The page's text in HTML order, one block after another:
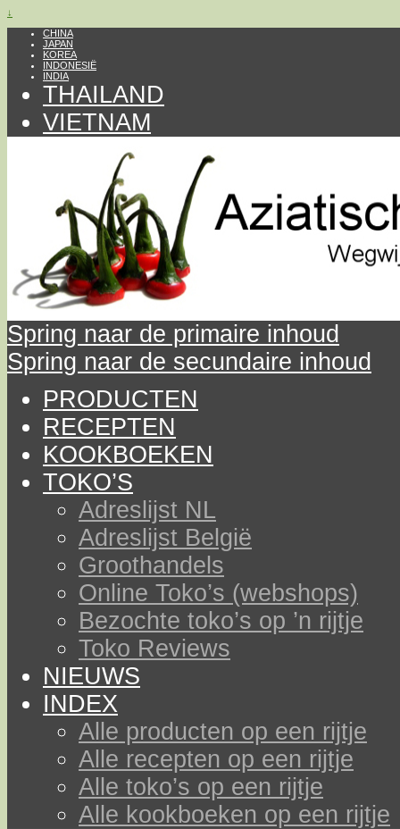
↓
CHINA
JAPAN
KOREA
INDONESIË
INDIA
THAILAND
VIETNAM
Spring naar de primaire inhoud
Spring naar de secundaire inhoud
PRODUCTEN
RECEPTEN
KOOKBOEKEN
TOKO’S
Adreslijst NL
Adreslijst België
Groothandels
Online Toko’s (webshops)
Bezochte toko’s op ’n rijtje
Toko Reviews
NIEUWS
INDEX
Alle producten op een rijtje
Alle recepten op een rijtje
Alle toko’s op een rijtje
Alle kookboeken op een rijtje